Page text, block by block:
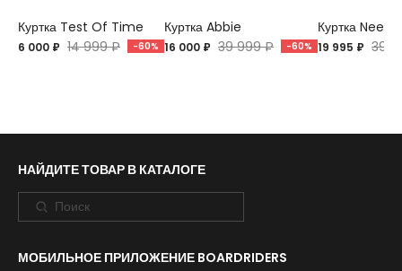
Куртка Test Of Time
6 000 ₽ 14 999 ₽ -60%
Куртка Abbie
16 000 ₽ 39 999 ₽ -60%
Куртка Neeva
19 995 ₽ 39
НАЙДИТЕ ТОВАР В КАТАЛОГЕ
МОБИЛЬНОЕ ПРИЛОЖЕНИЕ BOARDRIDERS